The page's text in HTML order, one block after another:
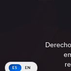
ES EN